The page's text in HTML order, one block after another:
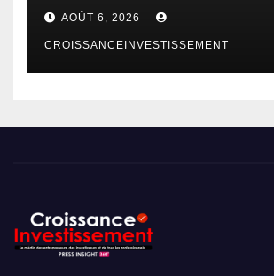
AOÛT 6, 2026
CROISSANCEINVESTISSEMENT